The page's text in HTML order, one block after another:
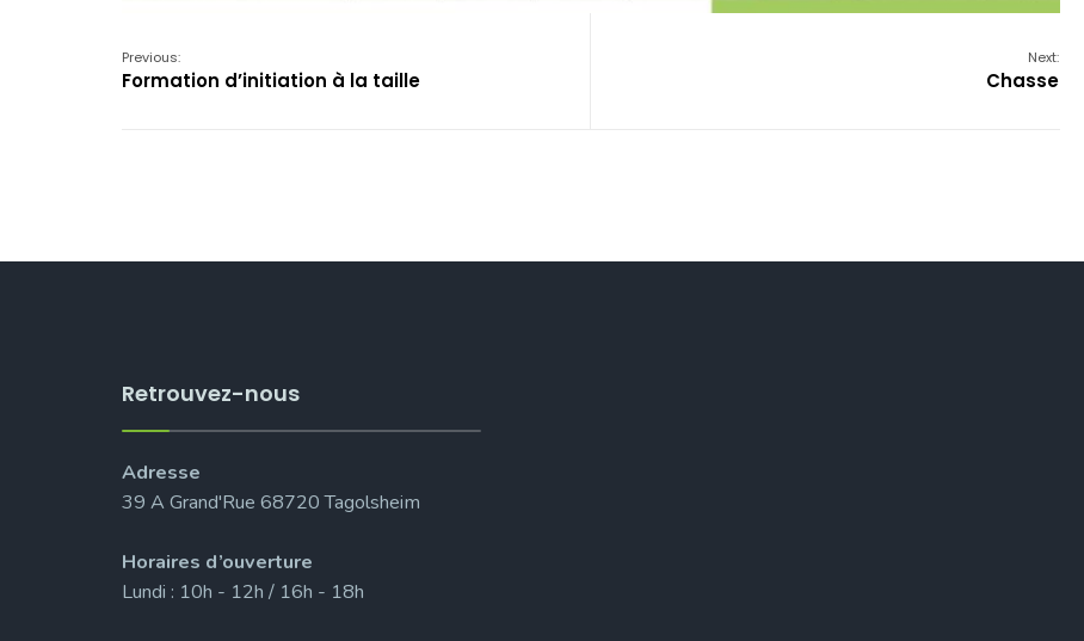
Previous:
Formation d’initiation à la taille
Next:
Chasse
Retrouvez-nous
Adresse
39 A Grand'Rue 68720 Tagolsheim
Horaires d’ouverture
Lundi : 10h - 12h / 16h - 18h